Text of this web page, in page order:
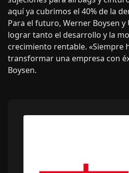
aquí ya cubrimos el 40% de la
Para el futuro, Werner Boysen
lograr tanto el desarrollo y la
crecimiento rentable. «Siempre
transformar una empresa con
Boysen.